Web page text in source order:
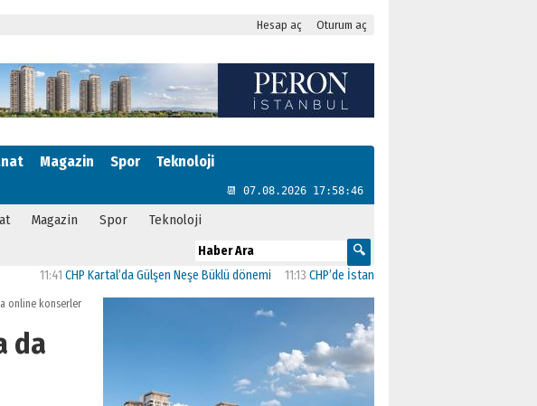
Hesap aç Oturum aç
Magazin Spor Teknoloji
📆 07.08.2026 17:58:47
Magazin Spor Teknoloji
CHP Kartal’da Gülşen Neşe Büklü dönemi 11:13CHP’de İstanbul’daki 23 İlçenin Başkanları Belli Oldu
online konserler
da